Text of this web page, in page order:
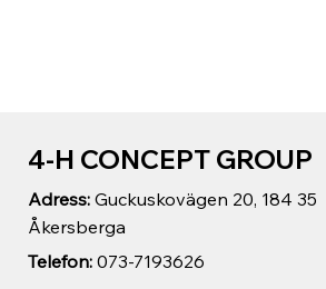
Telefon:073-7193626
Adress: Guckuskovägen 20, 184 35
Åkersberga
4-H CONCEPT GROUP